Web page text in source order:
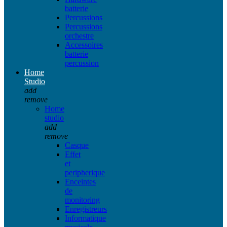
batterie
Percussions
Percussions
orchestre
Accessoires
batterie
percussion
Home
Studio
add
remove
Home
studio
add
remove
Casque
Effet
et
peripherique
Enceintes
de
monitoring
Enregistreurs
Informatique